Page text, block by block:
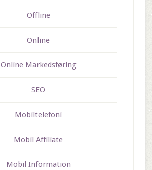
Offline
Online
Online Markedsføring
SEO
Mobiltelefoni
Mobil Affiliate
Mobil Information